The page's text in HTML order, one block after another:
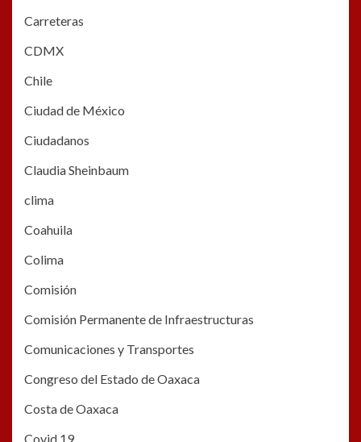
Carreteras
CDMX
Chile
Ciudad de México
Ciudadanos
Claudia Sheinbaum
clima
Coahuila
Colima
Comisión
Comisión Permanente de Infraestructuras
Comunicaciones y Transportes
Congreso del Estado de Oaxaca
Costa de Oaxaca
Covid 19